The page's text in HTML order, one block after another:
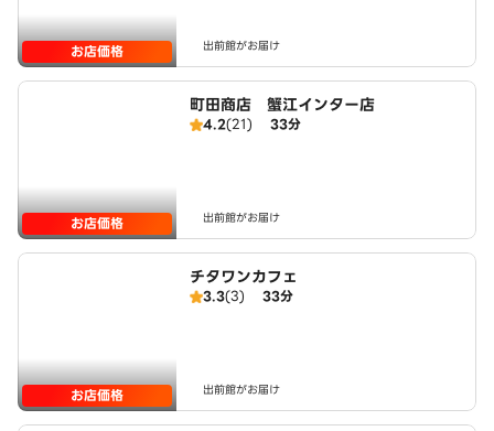
お店価格 出前館がお届け
お店価格
町田商店 蟹江インター店
4.2(21) 33分
出前館がお届け
お店価格
チタワンカフェ
3.3(3) 33分
出前館がお届け